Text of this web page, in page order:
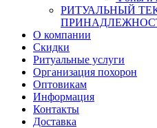
РИТУАЛЬНЫЙ
О компании
Скидки
Ритуальные услуги
Организация похорон
Оптовикам
Информация
Контакты
Доставка